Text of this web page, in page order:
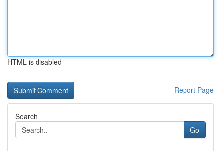
HTML is disabled
Report Page
Search
Go